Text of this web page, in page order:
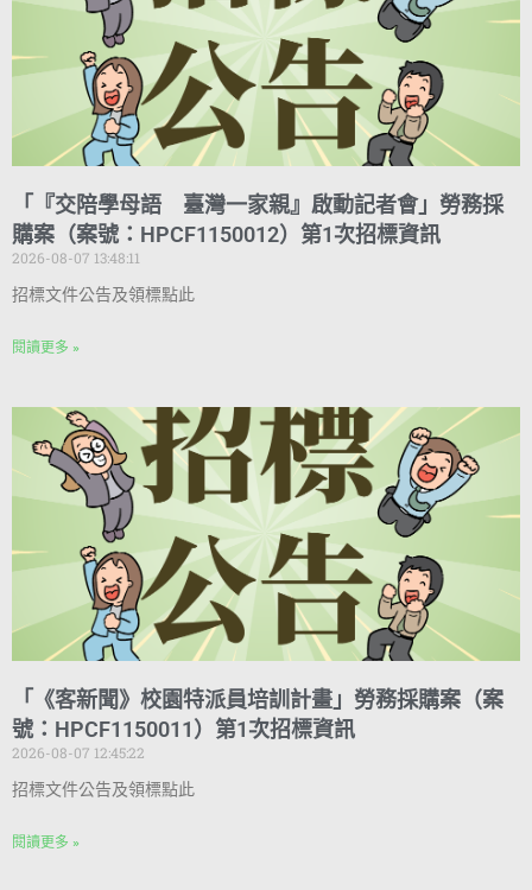
「『交陪學母語 臺灣一家親』啟動記者會」勞務採
購案（案號：HPCF1150012）第1次招標資訊
2026-08-07 13:48:11
招標文件公告及領標點此
閱讀更多 »
「《客新聞》校園特派員培訓計畫」勞務採購案（案
號：HPCF1150011）第1次招標資訊
2026-08-07 12:45:22
招標文件公告及領標點此
閱讀更多 »